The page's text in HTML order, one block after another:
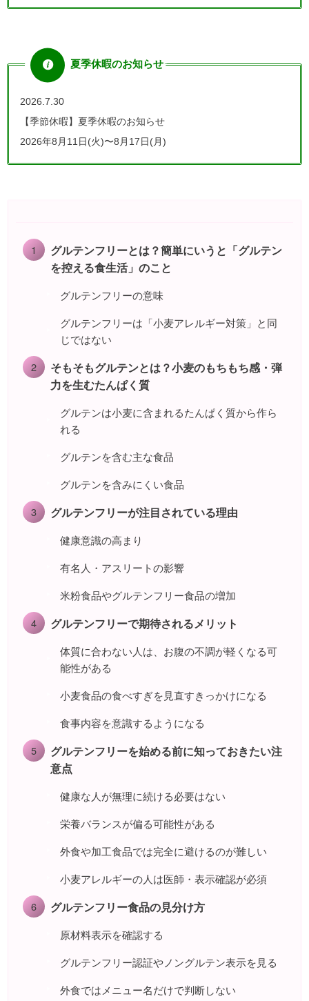
夏季休暇のお知らせ
2026.7.30
【季節休暇】夏季休暇のお知らせ
2026年8月11日(火)〜8月17日(月)
グルテンフリーとは？簡単にいうと「グルテン
を控える食生活」のこと
グルテンフリーの意味
グルテンフリーは「小麦アレルギー対策」と同
じではない
そもそもグルテンとは？小麦のもちもち感・弾
力を生むたんぱく質
グルテンは小麦に含まれるたんぱく質から作ら
れる
グルテンを含む主な食品
グルテンを含みにくい食品
グルテンフリーが注目されている理由
健康意識の高まり
有名人・アスリートの影響
米粉食品やグルテンフリー食品の増加
グルテンフリーで期待されるメリット
体質に合わない人は、お腹の不調が軽くなる可
能性がある
小麦食品の食べすぎを見直すきっかけになる
食事内容を意識するようになる
グルテンフリーを始める前に知っておきたい注
意点
健康な人が無理に続ける必要はない
栄養バランスが偏る可能性がある
外食や加工食品では完全に避けるのが難しい
小麦アレルギーの人は医師・表示確認が必須
グルテンフリー食品の見分け方
原材料表示を確認する
グルテンフリー認証やノングルテン表示を見る
外食ではメニュー名だけで判断しない